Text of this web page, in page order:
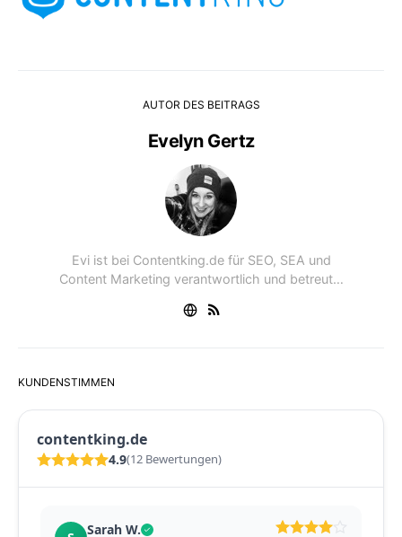
AUTOR DES BEITRAGS
Evelyn Gertz
Evi ist bei Contentking.de für SEO, SEA und
Content Marketing verantwortlich und betreut…
KUNDENSTIMMEN
contentking.de
4.9(12 Bewertungen)
T. Becker